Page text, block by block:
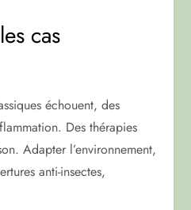
cas
échouent, des
Des thérapies
Adapter l’environnement,
anti-insectes,